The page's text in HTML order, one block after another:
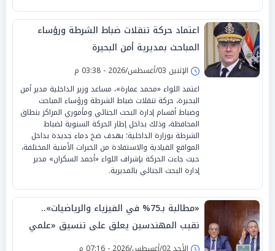
اعتماد حركة تنقلات ضباط الشرطة ورؤساء
المباحث بمديرية أمن البحيرة
الإثنين 03/أغسطس/2026 - 03:38 م
اعتمد اللواء «محمد عمارة»، مساعد وزير الداخلية مدير أمن
البحيرة، حركة تنقلات ضباط الشرطة ورؤساء المباحث
وضباط أقسام إدارة البحث الجنائي ومأموري المراكز بنطاق
المحافظة، وذلك بداخل إطار الحركة السنوية لضباط
الشرطة بوزارة الداخلية؛ بهدف ضخ دماء جديدة بداخل
المواقع القيادية والاستفادة من الخبرات الأمنية المختلفة،
حيث جاءت الحركة بإشراف اللواء «أحمد السكران» مدير
إدارة البحث الجنائي بالمديرية.
«مطالبة بـ75% في الفيزياء والرياضيات»..
نقيب المهندسين يعلق على تنسيق «علمي
رياضة»